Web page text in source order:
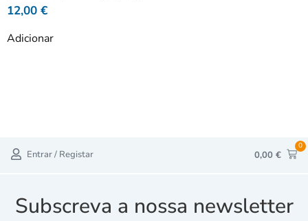
12,00 €
Adicionar
Entrar / Registar 0,00 €
0
Subscreva a nossa newsletter